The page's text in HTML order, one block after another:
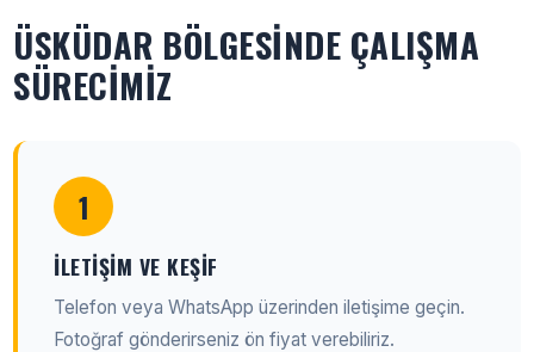
ÜSKÜDAR BÖLGESINDE ÇALIŞMA
SÜRECIMIZ
1
İLETIŞIM VE KEŞIF
Telefon veya WhatsApp üzerinden iletişime geçin.
Fotoğraf gönderirseniz ön fiyat verebiliriz.